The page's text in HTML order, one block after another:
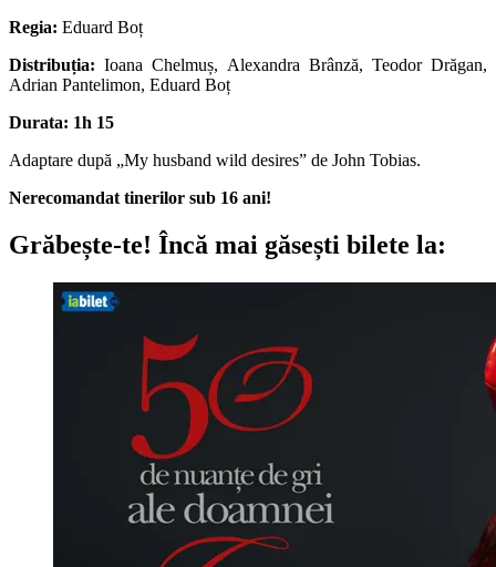
Regia: Eduard Boț
Distribuția: Ioana Chelmuș, Alexandra Brânză, Teodor Drăgan,
Adrian Pantelimon, Eduard Boț
Durata: 1h 15
Adaptare după „My husband wild desires” de John Tobias.
Nerecomandat tinerilor sub 16 ani!
Grăbește-te! Încă mai găsești bilete la: